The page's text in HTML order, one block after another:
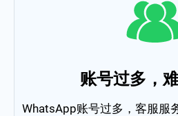
账号过多，
WhatsApp账号过多，客服服